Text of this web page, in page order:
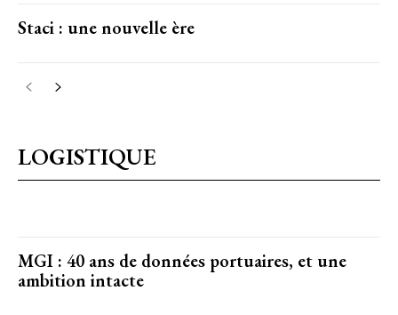
Staci : une nouvelle ère
LOGISTIQUE
MGI : 40 ans de données portuaires, et une
ambition intacte